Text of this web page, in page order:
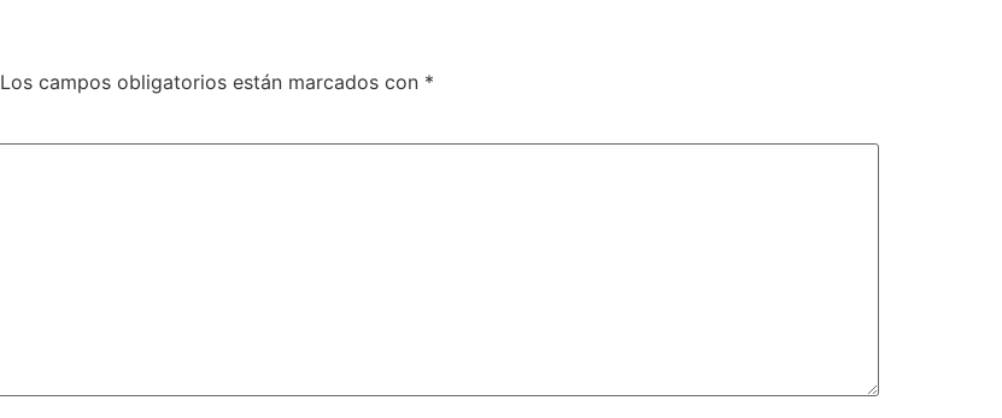
Los campos obligatorios están marcados con *